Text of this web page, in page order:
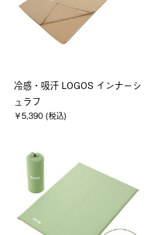
冷感・吸汗 LOGOS インナーシ
ュラフ
￥5,390 (税込)